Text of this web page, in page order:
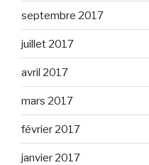
septembre 2017
juillet 2017
avril 2017
mars 2017
février 2017
janvier 2017